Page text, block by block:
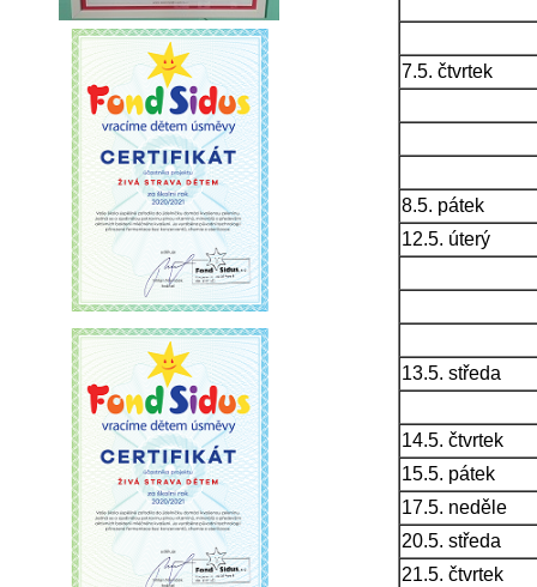
7.5. čtvrtek
8.5. pátek
12.5. úterý
13.5. středa
14.5. čtvrtek
15.5. pátek
17.5. neděle
20.5. středa
21.5. čtvrtek